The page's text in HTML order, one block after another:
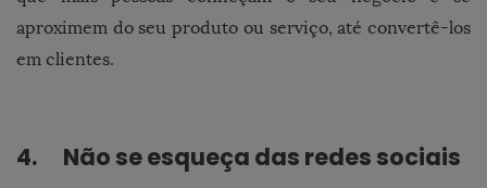
aproximem do seu produto ou serviço, até convertê-los
em clientes.
4. Não se esqueça das redes sociais